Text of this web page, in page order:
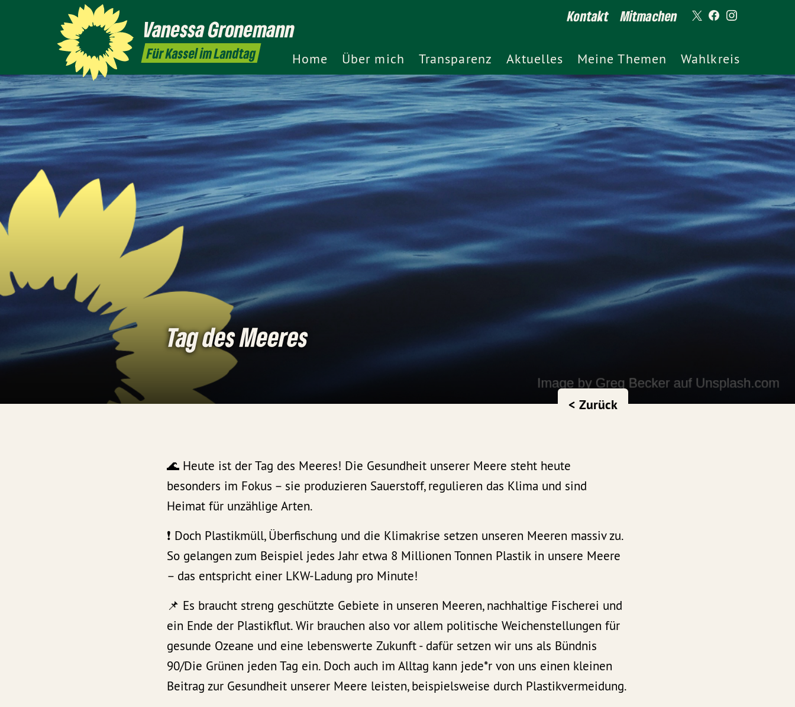
VanessaGronemann
Für Kassel im Landtag
Kontakt Mitmachen
Home Über mich Transparenz Aktuelles Meine Themen Wahlkreis
Tag des Meeres
< Zurück
🌊 Heute ist der Tag des Meeres! Die Gesundheit unserer Meere steht heute
besonders im Fokus – sie produzieren Sauerstoff, regulieren das Klima und sind
Heimat für unzählige Arten.
❗️ Doch Plastikmüll, Überfischung und die Klimakrise setzen unseren Meeren massiv zu.
So gelangen zum Beispiel jedes Jahr etwa 8 Millionen Tonnen Plastik in unsere Meere
– das entspricht einer LKW-Ladung pro Minute!
📌 Es braucht streng geschützte Gebiete in unseren Meeren, nachhaltige Fischerei und
ein Ende der Plastikflut. Wir brauchen also vor allem politische Weichenstellungen für
gesunde Ozeane und eine lebenswerte Zukunft - dafür setzen wir uns als Bündnis
90/Die Grünen jeden Tag ein. Doch auch im Alltag kann jede*r von uns einen kleinen
Beitrag zur Gesundheit unserer Meere leisten, beispielsweise durch Plastikvermeidung.